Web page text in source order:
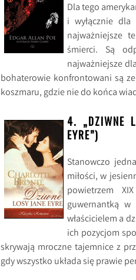
Dla tego
i wyłącznie
najważniejsze
śmierci. Są
najważniejsze
bohaterowie konfrontowani są
koszmaru, gdzie nie do końca
4. „DZIWNE
EYRE”)
Stanowczo
miłości, w
powietrzem
guwernantką w
właścicielem a
ich pozycjom
skrywają mroczne tajemnice z
gdy wszystko układa się prawie